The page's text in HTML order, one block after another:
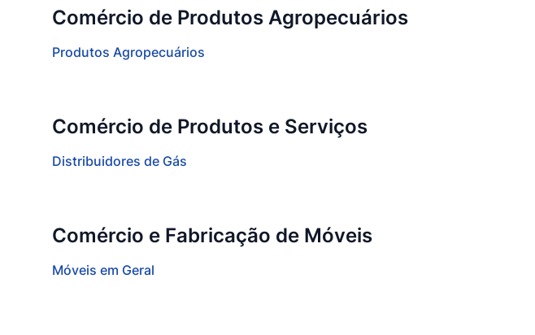
Comércio de Produtos Agropecuários
Produtos Agropecuários
Comércio de Produtos e Serviços
Distribuidores de Gás
Comércio e Fabricação de Móveis
Móveis em Geral